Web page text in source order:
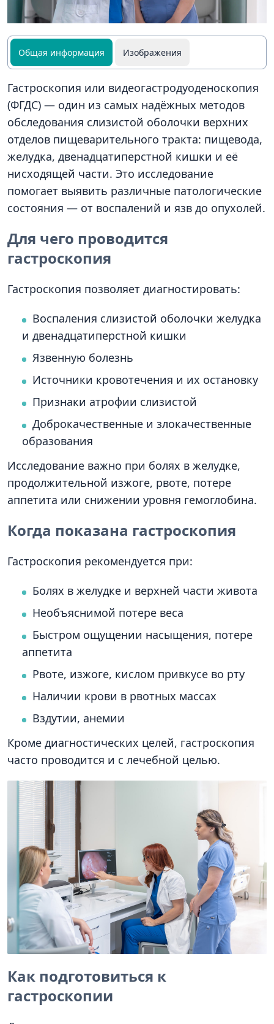
Общая информация Изображения
Гастроскопия или видеогастродуоденоскопия
(ФГДС) — один из самых надёжных методов
обследования слизистой оболочки верхних
отделов пищеварительного тракта: пищевода,
желудка, двенадцатиперстной кишки и её
нисходящей части. Это исследование
помогает выявить различные патологические
состояния — от воспалений и язв до опухолей.
Для чего проводится
гастроскопия
Гастроскопия позволяет диагностировать:
Воспаления слизистой оболочки желудка
и двенадцатиперстной кишки
Язвенную болезнь
Источники кровотечения и их остановку
Признаки атрофии слизистой
Доброкачественные и злокачественные
образования
Исследование важно при болях в желудке,
продолжительной изжоге, рвоте, потере
аппетита или снижении уровня гемоглобина.
Когда показана гастроскопия
Гастроскопия рекомендуется при:
Болях в желудке и верхней части живота
Необъяснимой потере веса
Быстром ощущении насыщения, потере
аппетита
Рвоте, изжоге, кислом привкусе во рту
Наличии крови в рвотных массах
Вздутии, анемии
Кроме диагностических целей, гастроскопия
часто проводится и с лечебной целью.
Как подготовиться к
гастроскопии